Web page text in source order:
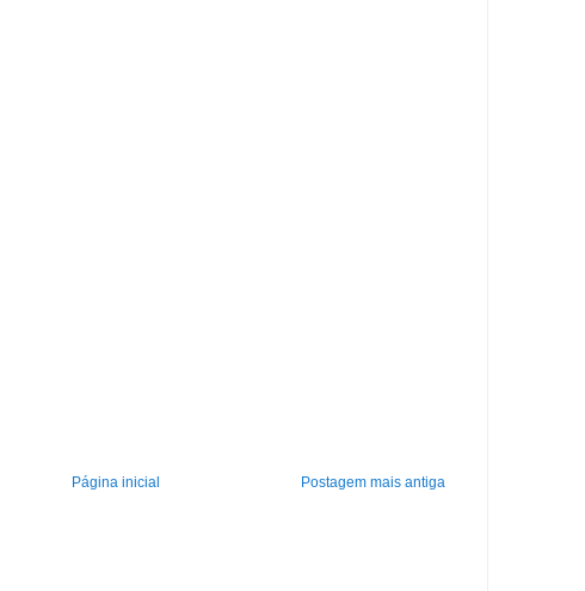
Postagem mais antiga
Página inicial